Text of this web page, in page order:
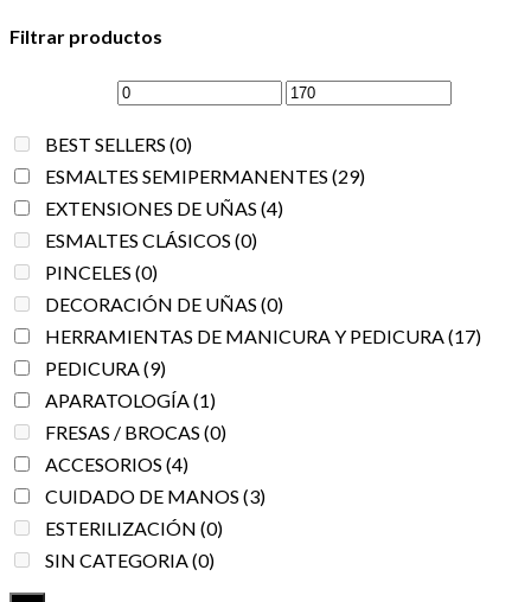
Filtrar productos
BEST SELLERS (0)
ESMALTES SEMIPERMANENTES (29)
EXTENSIONES DE UÑAS (4)
ESMALTES CLÁSICOS (0)
PINCELES (0)
DECORACIÓN DE UÑAS (0)
HERRAMIENTAS DE MANICURA Y PEDICURA (17)
PEDICURA (9)
APARATOLOGÍA (1)
FRESAS / BROCAS (0)
ACCESORIOS (4)
CUIDADO DE MANOS (3)
ESTERILIZACIÓN (0)
SIN CATEGORIA (0)